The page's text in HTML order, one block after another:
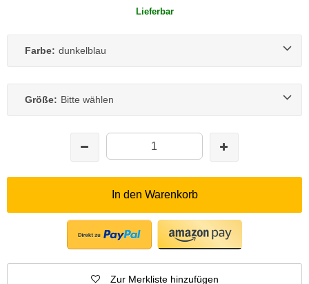
Lieferbar
Farbe: dunkelblau
Größe: Bitte wählen
In den Warenkorb
Zur Merkliste hinzufügen